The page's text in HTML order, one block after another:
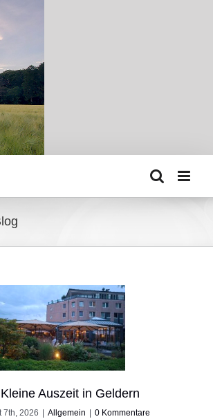
Auszeit in Geldern
7th, 2026 Allgemein 0 Kommentare